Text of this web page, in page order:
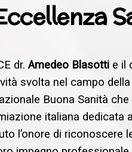
dr.Amedeo Blasotti e il
svolta nel campo
Buona Sanità
italiana dedicata
l’onore di riconoscere